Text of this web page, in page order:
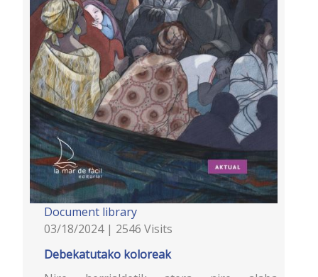
Document library
03/18/2024 | 2546 Visits
Debekatutako koloreak